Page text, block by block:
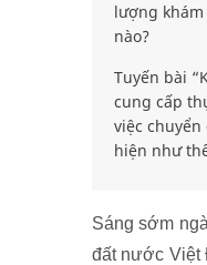
lượng
nào?
Tuyến bài
cung cấp
việc
hiện như
Sáng sớm
đất nước Việt